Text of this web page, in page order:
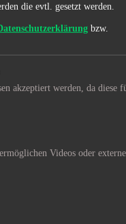
die evtl. gesetzt werden.
bzw.
akzeptiert werden, da diese
Videos oder